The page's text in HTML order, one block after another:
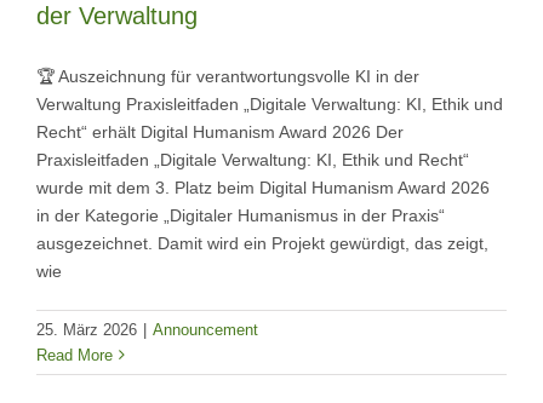
der Verwaltung
🏆 Auszeichnung für verantwortungsvolle KI in der
Verwaltung Praxisleitfaden „Digitale Verwaltung: KI, Ethik und
Recht“ erhält Digital Humanism Award 2026 Der
Praxisleitfaden „Digitale Verwaltung: KI, Ethik und Recht“
wurde mit dem 3. Platz beim Digital Humanism Award 2026
in der Kategorie „Digitaler Humanismus in der Praxis“
ausgezeichnet. Damit wird ein Projekt gewürdigt, das zeigt,
wie
25. März 2026 | Announcement
Read More